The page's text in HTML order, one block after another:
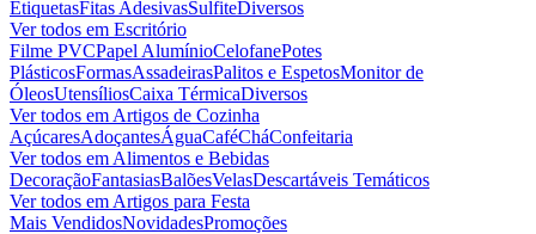
EtiquetasFitas AdesivasSulfiteDiversos
Ver todos em Escritório
Filme PVCPapel AlumínioCelofanePotes
PlásticosFormasAssadeirasPalitos e EspetosMonitor de
ÓleosUtensíliosCaixa TérmicaDiversos
Ver todos em Artigos de Cozinha
AçúcaresAdoçantesÁguaCaféCháConfeitaria
Ver todos em Alimentos e Bebidas
DecoraçãoFantasiasBalõesVelasDescartáveis Temáticos
Ver todos em Artigos para Festa
Mais VendidosNovidadesPromoções